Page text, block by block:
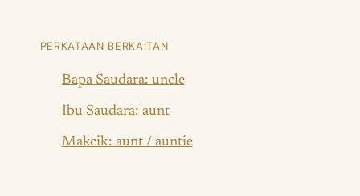
PERKATAAN BERKAITAN
Bapa Saudara: uncle
Ibu Saudara: aunt
Makcik: aunt / auntie